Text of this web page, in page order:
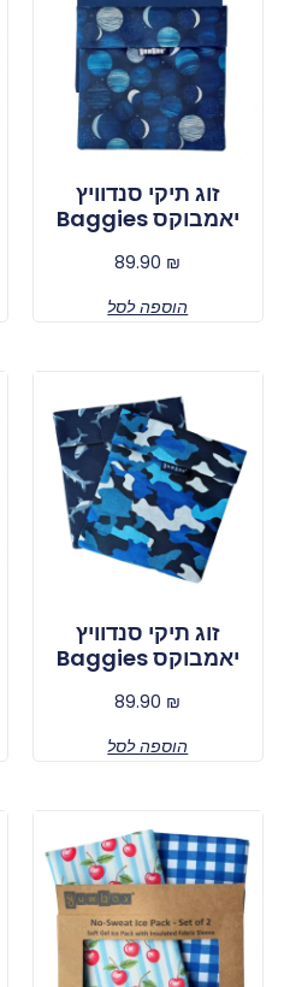
זוג תיקי סנדוויץ
יאמבוקס Baggies
89.90 ₪
הוספה לסל
זוג תיקי סנדוויץ
יאמבוקס Baggies
89.90 ₪
הוספה לסל